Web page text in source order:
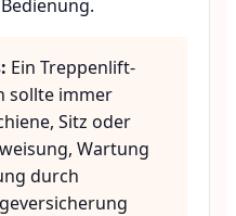
Ein Treppenlift-
sollte immer
Sitz oder
Wartung
durch